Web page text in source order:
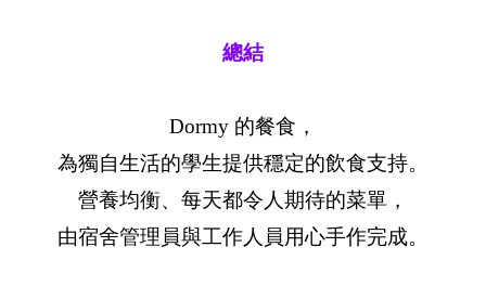
總結
Dormy 的餐食，
為獨自生活的學生提供穩定的飲食支持。
營養均衡、每天都令人期待的菜單，
由宿舍管理員與工作人員用心手作完成。